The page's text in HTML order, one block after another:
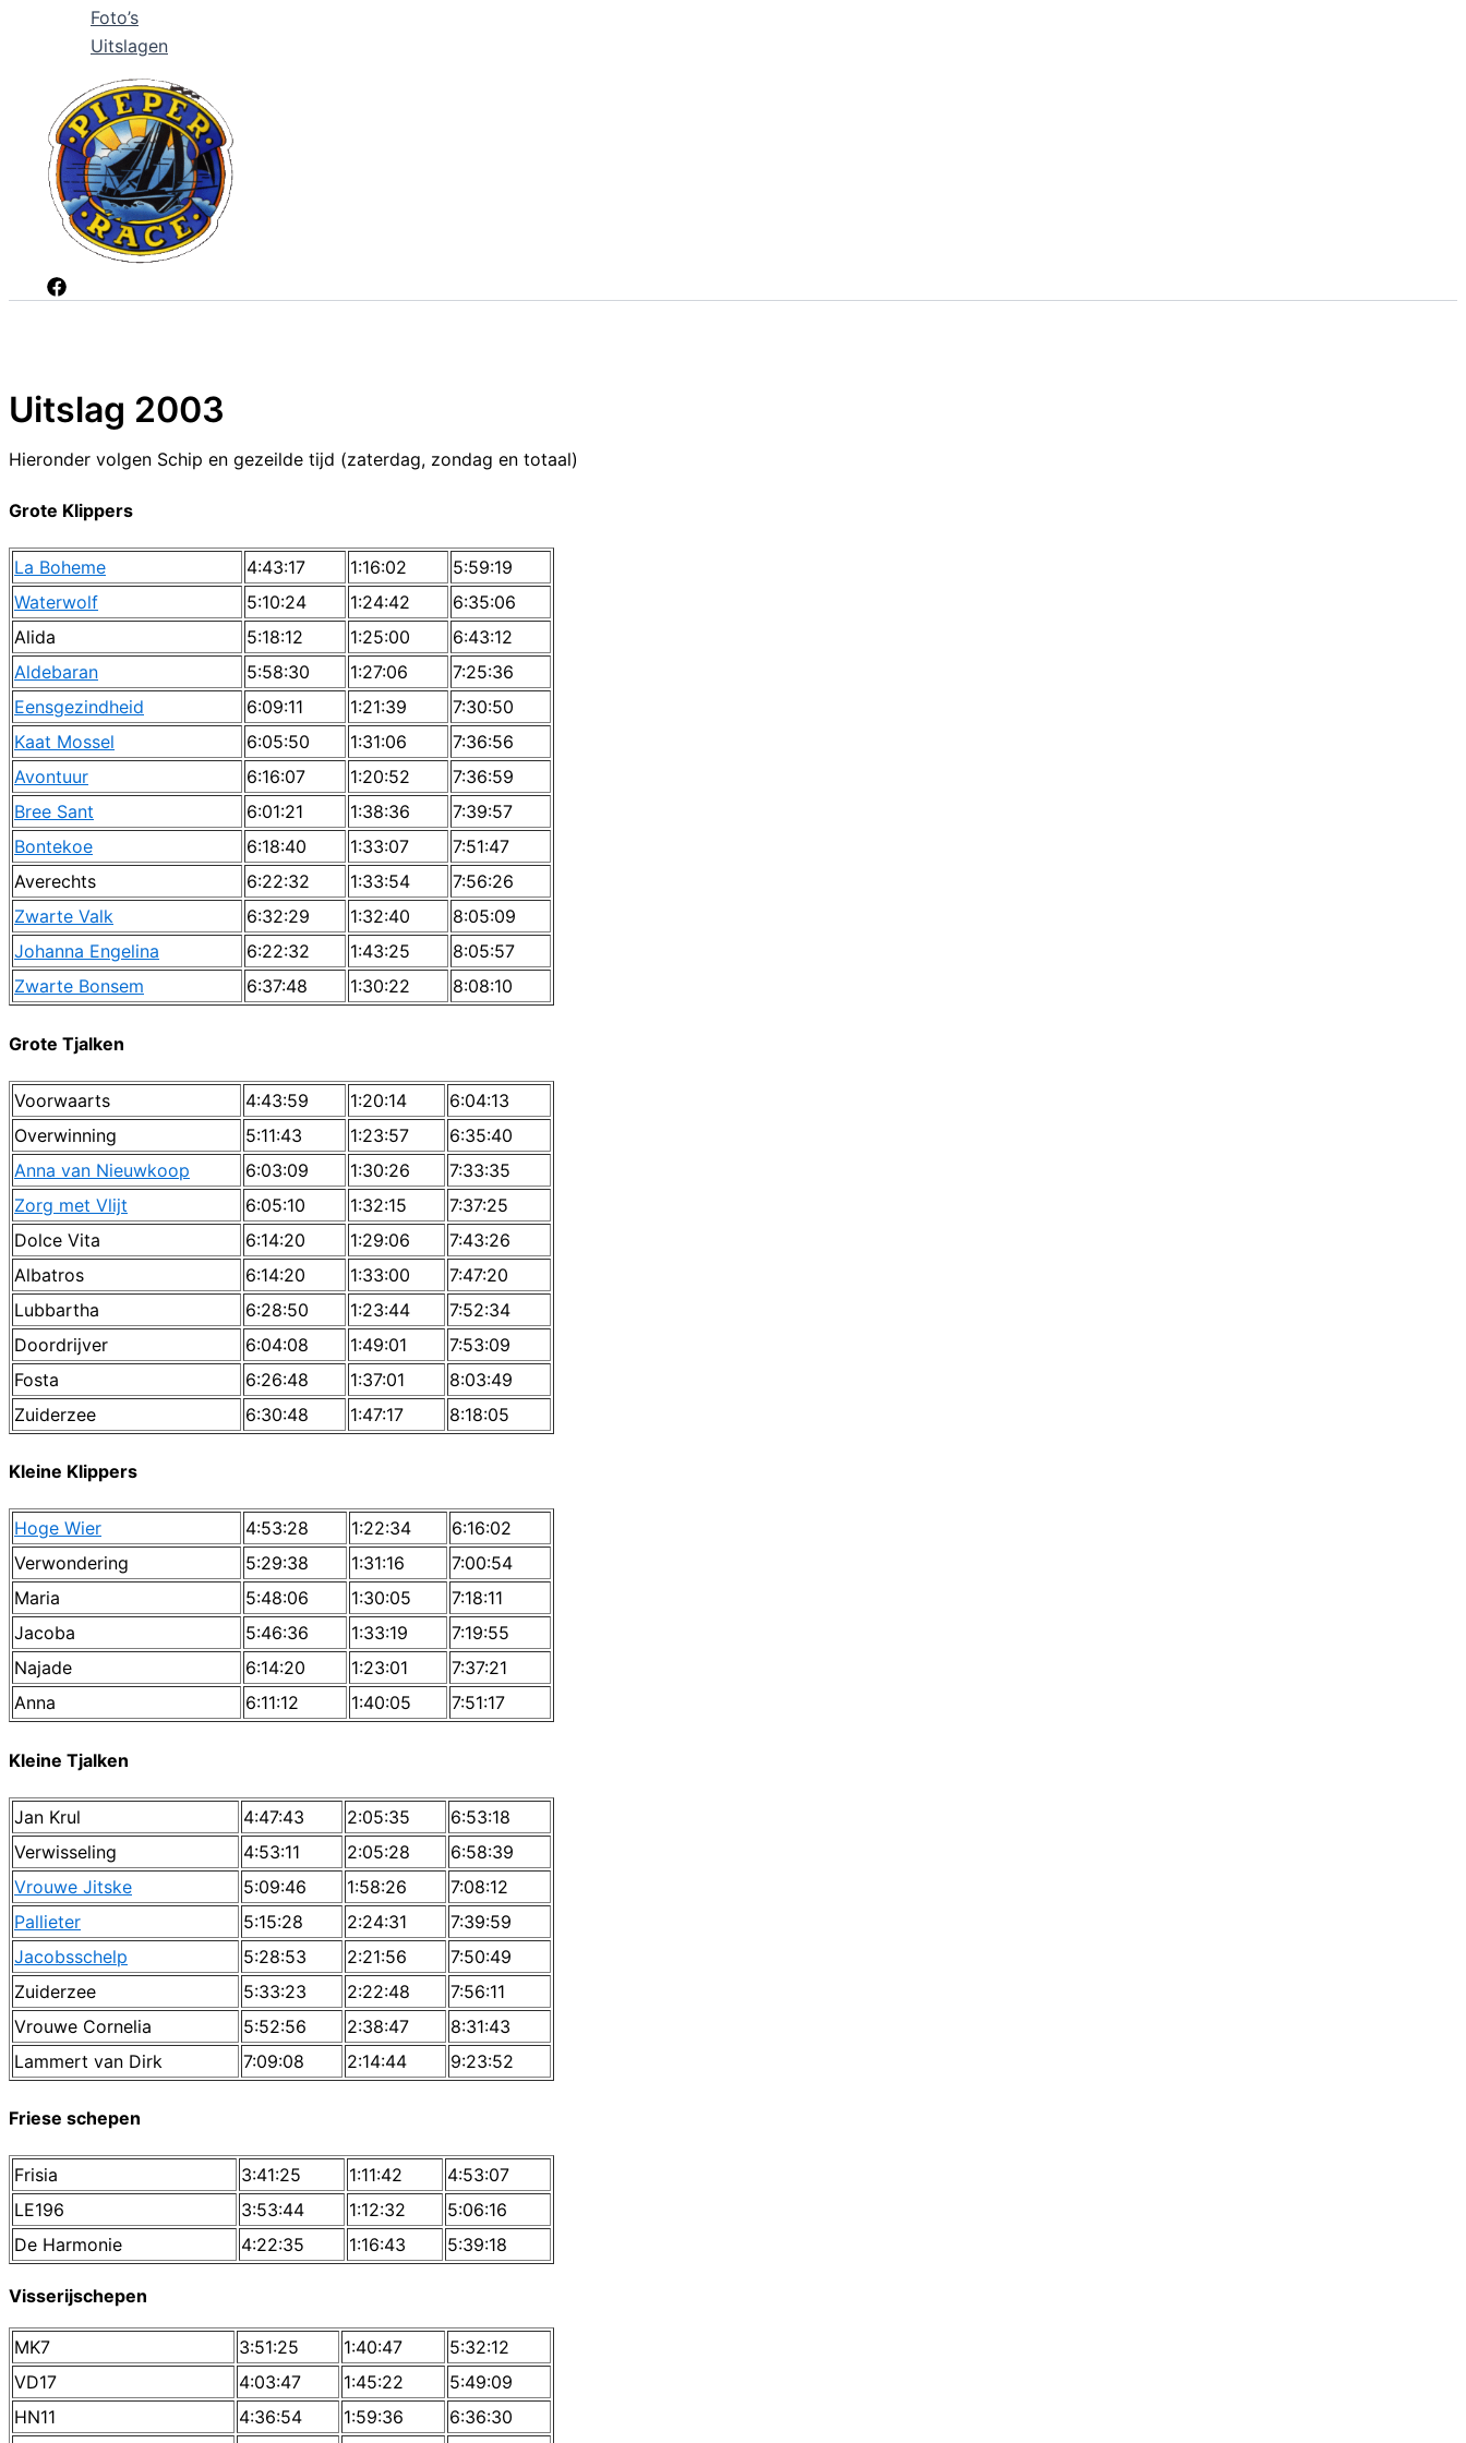
Foto’s
Uitslagen
Uitslag 2003
Hieronder volgen Schip en gezeilde tijd (zaterdag, zondag en totaal)
Grote Klippers
La Boheme 4:43:17 1:16:02
5:59:19
Waterwolf
5:10:24 1:24:42
6:35:06
Alida
5:18:12 1:25:00
6:43:12
Aldebaran
5:58:30 1:27:06
7:25:36
Eensgezindheid
6:09:11 1:21:39
7:30:50
Kaat Mossel
6:05:50 1:31:06
7:36:56
Avontuur
6:16:07 1:20:52
7:36:59
Bree Sant
6:01:21 1:38:36
7:39:57
Bontekoe
6:18:40 1:33:07
7:51:47
Averechts
6:22:32 1:33:54
7:56:26
Zwarte Valk
6:32:29 1:32:40
8:05:09
Johanna Engelina
6:22:32 1:43:25
8:05:57
Zwarte Bonsem
6:37:48 1:30:22 8:08:10
Grote Tjalken
Voorwaarts 4:43:59 1:20:14
6:04:13
Overwinning
5:11:43 1:23:57
6:35:40
Anna van Nieuwkoop
6:03:09 1:30:26
7:33:35
Zorg met Vlijt
6:05:10 1:32:15
7:37:25
Dolce Vita
6:14:20 1:29:06
7:43:26
Albatros
6:14:20 1:33:00
7:47:20
Lubbartha
6:28:50 1:23:44
7:52:34
Doordrijver
6:04:08 1:49:01
7:53:09
Fosta
6:26:48 1:37:01
8:03:49
Zuiderzee
6:30:48 1:47:17 8:18:05
Kleine Klippers
Hoge Wier 4:53:28 1:22:34
6:16:02
Verwondering
5:29:38 1:31:16
7:00:54
Maria
5:48:06 1:30:05
7:18:11
Jacoba
5:46:36 1:33:19
7:19:55
Najade
6:14:20 1:23:01
7:37:21
Anna
6:11:12 1:40:05 7:51:17
Kleine Tjalken
Jan Krul 4:47:43 2:05:35
6:53:18
Verwisseling
4:53:11 2:05:28
6:58:39
Vrouwe Jitske
5:09:46 1:58:26
7:08:12
Pallieter
5:15:28 2:24:31
7:39:59
Jacobsschelp
5:28:53 2:21:56
7:50:49
Zuiderzee
5:33:23 2:22:48
7:56:11
Vrouwe Cornelia
5:52:56 2:38:47
8:31:43
Lammert van Dirk
7:09:08 2:14:44 9:23:52
Friese schepen
Frisia 3:41:25 1:11:42
4:53:07
LE196
3:53:44 1:12:32
5:06:16
De Harmonie
4:22:35 1:16:43 5:39:18
Visserijschepen
MK7 3:51:25 1:40:47
5:32:12
VD17
4:03:47 1:45:22
5:49:09
HN11
4:36:54 1:59:36
6:36:30